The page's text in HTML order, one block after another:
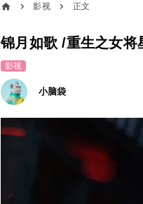
home chevron_right 影视 chevron_right 正文
锦月如歌 /重生之女将
影视
小脑袋